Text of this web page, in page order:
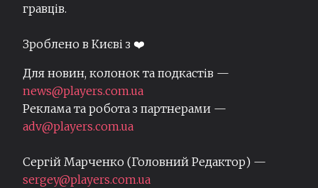
гравців.
Зроблено в Києві з ❤️
Для новин, колонок та подкастів —
news@players.com.ua
Реклама та робота з партнерами —
adv@players.com.ua
Сергій Марченко (Головний Редактор) —
sergey@players.com.ua